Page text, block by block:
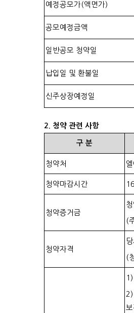
예정공모가(액면가)
공모예정금액
일반공모 청약일
납입일 및 환불일
신주상장예정일
2. 청약 관련 사항
구 분
청약처
청약마감시간
청약증거금
(
청약자격
(
보